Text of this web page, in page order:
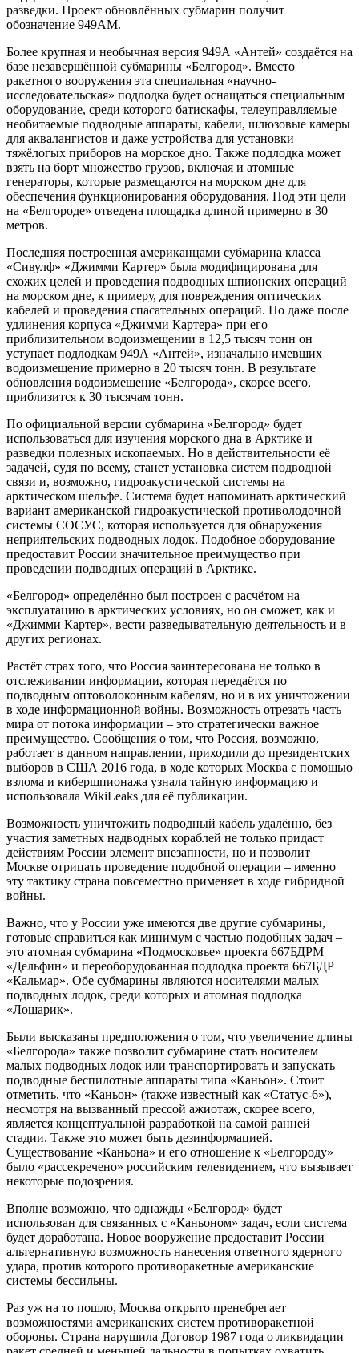
разведки. Проект обновлённых субмарин получит
обозначение 949АМ.
Более крупная и необычная версия 949А «Антей» создаётся на
базе незавершённой субмарины «Белгород». Вместо
ракетного вооружения эта специальная «научно-
исследовательская» подлодка будет оснащаться специальным
оборудование, среди которого батискафы, телеуправляемые
необитаемые подводные аппараты, кабели, шлюзовые камеры
для аквалангистов и даже устройства для установки
тяжёлогых приборов на морское дно. Также подлодка может
взять на борт множество грузов, включая и атомные
генераторы, которые размещаются на морском дне для
обеспечения функционирования оборудования. Под эти цели
на «Белгороде» отведена площадка длиной примерно в 30
метров.
Последняя построенная американцами субмарина класса
«Сивулф» «Джимми Картер» была модифицирована для
схожих целей и проведения подводных шпионских операций
на морском дне, к примеру, для повреждения оптических
кабелей и проведения спасательных операций. Но даже после
удлинения корпуса «Джимми Картера» при его
приблизительном водоизмещении в 12,5 тысяч тонн он
уступает подлодкам 949А «Антей», изначально имевших
водоизмещение примерно в 20 тысяч тонн. В результате
обновления водоизмещение «Белгорода», скорее всего,
приблизится к 30 тысячам тонн.
По официальной версии субмарина «Белгород» будет
использоваться для изучения морского дна в Арктике и
разведки полезных ископаемых. Но в действительности её
задачей, судя по всему, станет установка систем подводной
связи и, возможно, гидроакустической системы на
арктическом шельфе. Система будет напоминать арктический
вариант американской гидроакустической противолодочной
системы СОСУС, которая используется для обнаружения
неприятельских подводных лодок. Подобное оборудование
предоставит России значительное преимущество при
проведении подводных операций в Арктике.
«Белгород» определённо был построен с расчётом на
эксплуатацию в арктических условиях, но он сможет, как и
«Джимми Картер», вести разведывательную деятельность и в
других регионах.
Растёт страх того, что Россия заинтересована не только в
отслеживании информации, которая передаётся по
подводным оптоволоконным кабелям, но и в их уничтожении
в ходе информационной войны. Возможность отрезать часть
мира от потока информации – это стратегически важное
преимущество. Сообщения о том, что Россия, возможно,
работает в данном направлении, приходили до президентских
выборов в США 2016 года, в ходе которых Москва с помощью
взлома и кибершпионажа узнала тайную информацию и
использовала WikiLeaks для её публикации.
Возможность уничтожить подводный кабель удалённо, без
участия заметных надводных кораблей не только придаст
действиям России элемент внезапности, но и позволит
Москве отрицать проведение подобной операции – именно
эту тактику страна повсеместно применяет в ходе гибридной
войны.
Важно, что у России уже имеются две другие субмарины,
готовые справиться как минимум с частью подобных задач –
это атомная субмарина «Подмосковье» проекта 667БДРМ
«Дельфин» и переоборудованная подлодка проекта 667БДР
«Кальмар». Обе субмарины являются носителями малых
подводных лодок, среди которых и атомная подлодка
«Лошарик».
Были высказаны предположения о том, что увеличение длины
«Белгорода» также позволит субмарине стать носителем
малых подводных лодок или транспортировать и запускать
подводные беспилотные аппараты типа «Каньон». Стоит
отметить, что «Каньон» (также известный как «Статус-6»),
несмотря на вызванный прессой ажиотаж, скорее всего,
является концептуальной разработкой на самой ранней
стадии. Также это может быть дезинформацией.
Существование «Каньона» и его отношение к «Белгороду»
было «рассекречено» российским телевидением, что вызывает
некоторые подозрения.
Вполне возможно, что однажды «Белгород» будет
использован для связанных с «Каньоном» задач, если система
будет доработана. Новое вооружение предоставит России
альтернативную возможность нанесения ответного ядерного
удара, против которого противоракетные американские
системы бессильны.
Раз уж на то пошло, Москва открыто пренебрегает
возможностями американских систем противоракетной
обороны. Страна нарушила Договор 1987 года о ликвидации